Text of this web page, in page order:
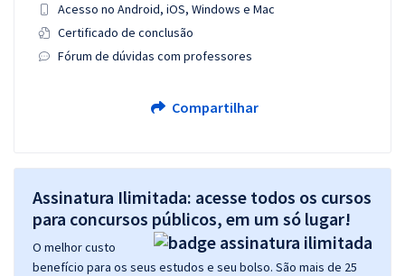
Acesso no Android, iOS, Windows e Mac
Certificado de conclusão
Fórum de dúvidas com professores
Compartilhar
Assinatura Ilimitada: acesse todos os cursos
para concursos públicos, em um só lugar!
O melhor custo
benefício para os seus estudos e seu bolso. São mais de 25